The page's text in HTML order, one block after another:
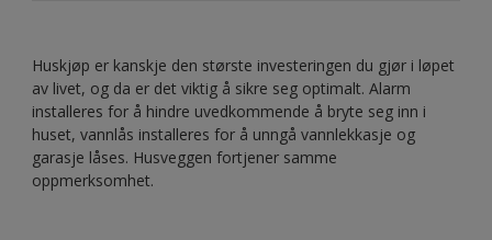
Huskjøp er kanskje den største investeringen du gjør i løpet
av livet, og da er det viktig å sikre seg optimalt. Alarm
installeres for å hindre uvedkommende å bryte seg inn i
huset, vannlås installeres for å unngå vannlekkasje og
garasje låses. Husveggen fortjener samme
oppmerksomhet.